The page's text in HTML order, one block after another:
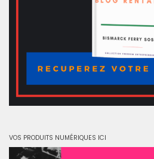
VOS PRODUITS NUMÉRIQUES ICI